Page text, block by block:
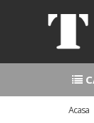
Acasa